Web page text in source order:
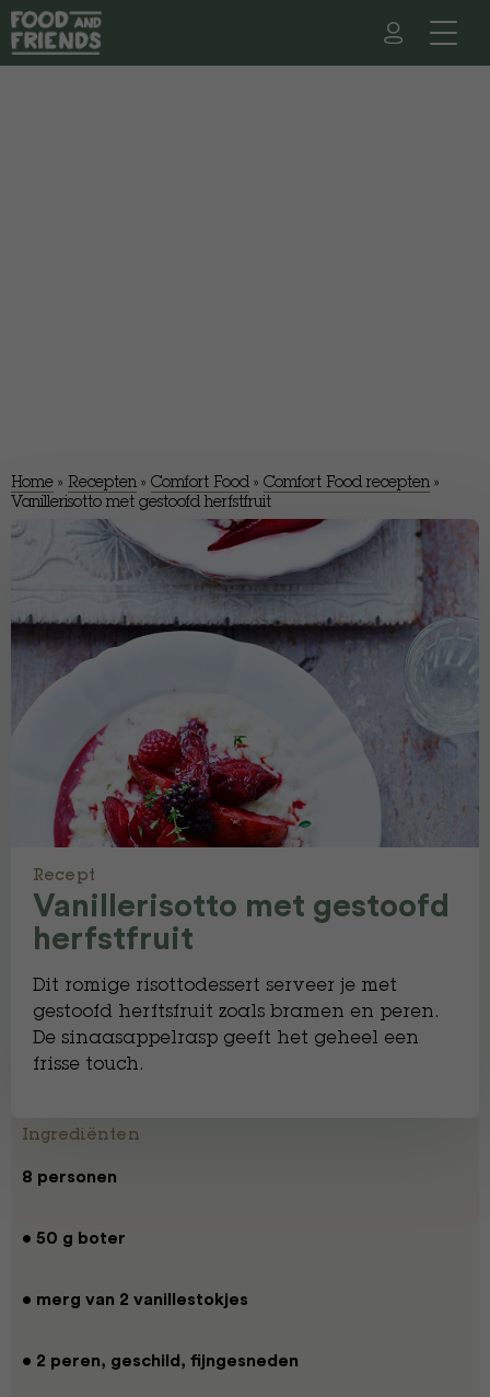
Home » Recepten » Comfort Food » Comfort Food recepten »
Vanillerisotto met gestoofd herfstfruit
Recept
Vanillerisotto met gestoofd
herfstfruit
Dit romige risottodessert serveer je met
gestoofd herftsfruit zoals bramen en peren.
De sinaasappelrasp geeft het geheel een
frisse touch.
Ingrediënten
8 personen
• 50 g boter
• merg van 2 vanillestokjes
• 2 peren, geschild, fijngesneden